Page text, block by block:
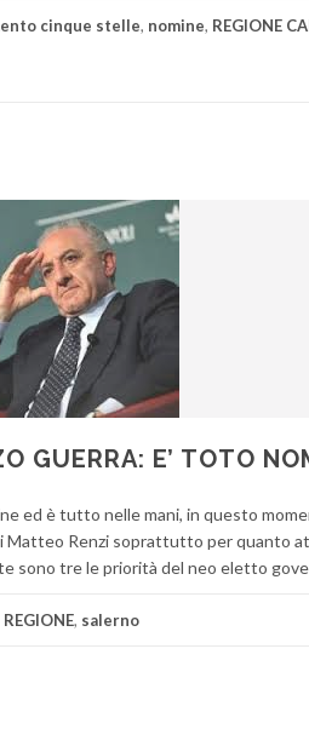
cinque stelle, nomine, REGIONE
GUERRA: E’ TOTO
ed è tutto nelle mani, in questo
Matteo Renzi soprattutto per quanto
sono tre le priorità del neo eletto
REGIONE, salerno